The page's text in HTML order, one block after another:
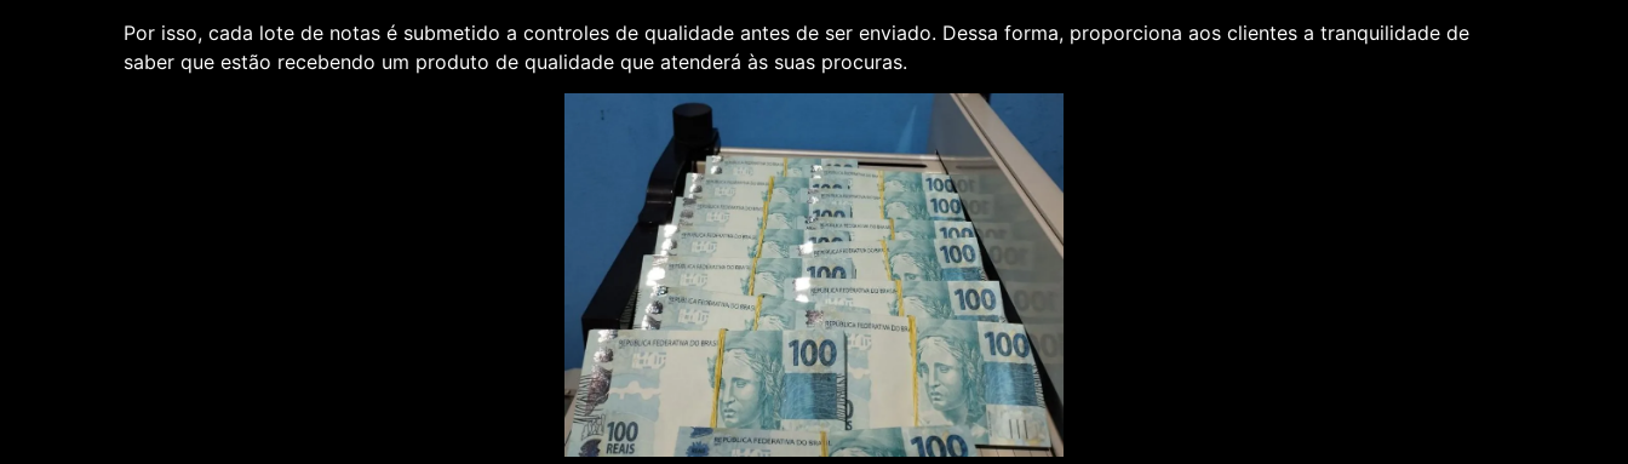
Por isso, cada lote de notas é submetido a controles de qualidade antes de ser enviado. Dessa forma, proporciona aos clientes a tranquilidade de
saber que estão recebendo um produto de qualidade que atenderá às suas procuras.